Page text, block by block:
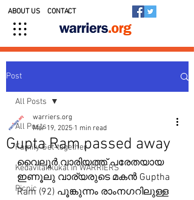
ABOUT US CONTACT
Post
All Posts
Family Get-together
Kedavilakkukal in WARRIERS
Picnic
All Posts
Gupta Ram passed away
warriers.org
Mar 19, 2025 1 min read
വൈലൂർ വാരിയത്ത് പരേതയായ
ഇണൂലു വാര്യരുടെ മകൻ Guptha
Ram (92) പൂങ്കുന്നം രാംനഗറിലുള്ള